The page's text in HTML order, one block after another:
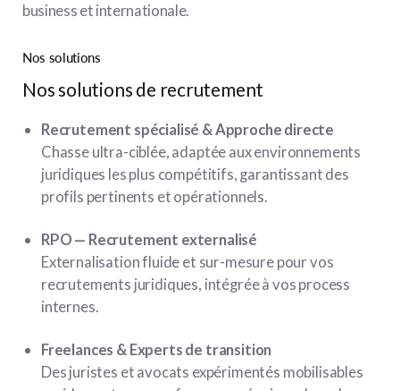
business et internationale.
Nos solutions
Nos solutions de recrutement
Recrutement spécialisé & Approche directe
Chasse ultra-ciblée, adaptée aux environnements
juridiques les plus compétitifs, garantissant des
profils pertinents et opérationnels.
RPO — Recrutement externalisé
Externalisation fluide et sur-mesure pour vos
recrutements juridiques, intégrée à vos process
internes.
Freelances & Experts de transition
Des juristes et avocats expérimentés mobilisables